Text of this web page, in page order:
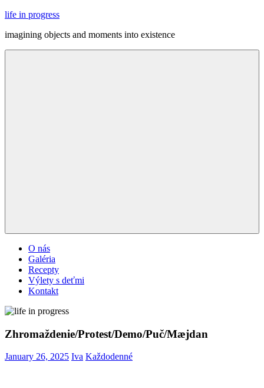
Skip
content
life in progress
imagining objects and moments into existence
O nás
Galéria
Recepty
Výlety s deťmi
Kontakt
Zhromaždenie/Protest/Demo/Puč/Mæjdan
January 26, 2025 Iva Každodenné